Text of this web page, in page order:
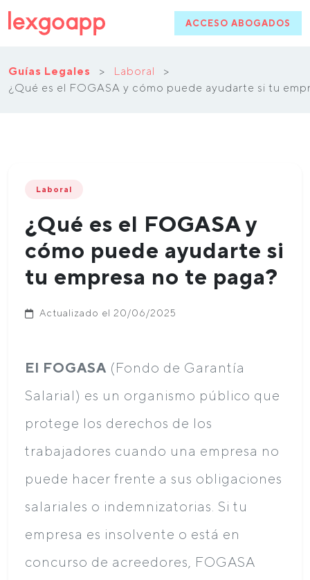
ACCESO ABOGADOS
Guías Legales > Laboral
>
¿Qué es el FOGASA y cómo puede ayudarte si tu
Laboral
¿Qué es el FOGASA y
cómo puede ayudarte si
tu empresa no te paga?
Actualizado el 20/06/2025
El FOGASA (Fondo de Garantía
Salarial) es un organismo público que
protege los derechos de los
trabajadores cuando una empresa no
puede hacer frente a sus obligaciones
salariales o indemnizatorias. Si tu
empresa es insolvente o está en
concurso de acreedores, FOGASA